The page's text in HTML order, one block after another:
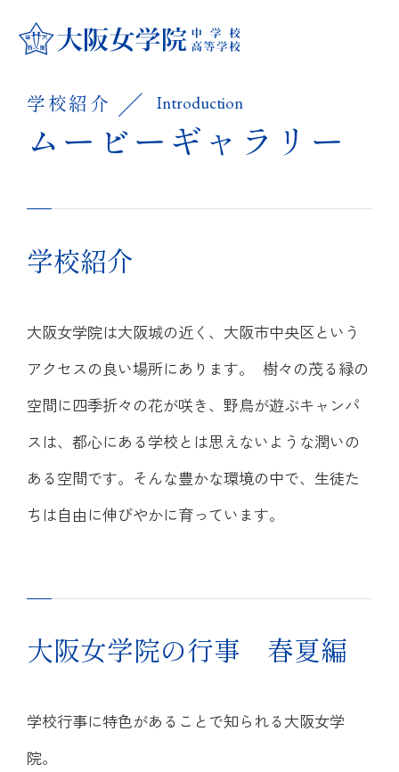
学校紹介
学校紹介
制服紹介
情報公開
年間行事
大阪女学院の学び
中学校
高等学校
高等学校
カリキュラム
進路指導・進学実績
進路指導・進学実績
中学進路指導
高校進路指導
入試案内
入試案内
高等学校入試情報・
イベント
学校紹介 Introduction
ムービーギャラリー
学校紹介
大阪女学院は大阪城の近く、大阪市中央区という
アクセスの良い場所にあります。 樹々の茂る緑の
空間に四季折々の花が咲き、野鳥が遊ぶキャンパ
スは、都心にある学校とは思えないような潤いの
ある空間です。そんな豊かな環境の中で、生徒た
ちは自由に伸びやかに育っています。
大阪女学院の行事 春夏編
学校行事に特色があることで知られる大阪女学
院。